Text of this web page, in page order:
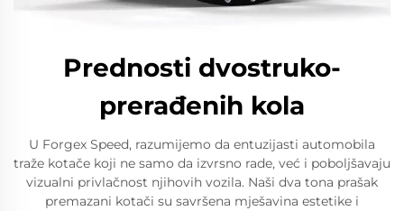
Prednosti dvostruko-
prerađenih kola
U Forgex Speed, razumijemo da entuzijasti automobila
traže kotače koji ne samo da izvrsno rade, već i poboljšavaju
vizualni privlačnost njihovih vozila. Naši dva tona prašak
premazani kotači su savršena mješavina estetike i